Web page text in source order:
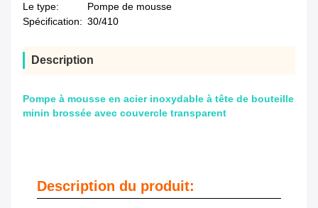
Le type:
Pompe de mousse
Spécification: 30/410
Description
Pompe à mousse en acier inoxydable à tête de bouteille
minin brossée avec couvercle transparent
Description du produit: